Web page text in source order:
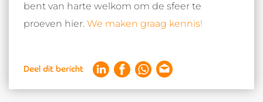
bent van harte welkom om de sfeer te
proeven hier. We maken graag kennis!
Deel dit bericht